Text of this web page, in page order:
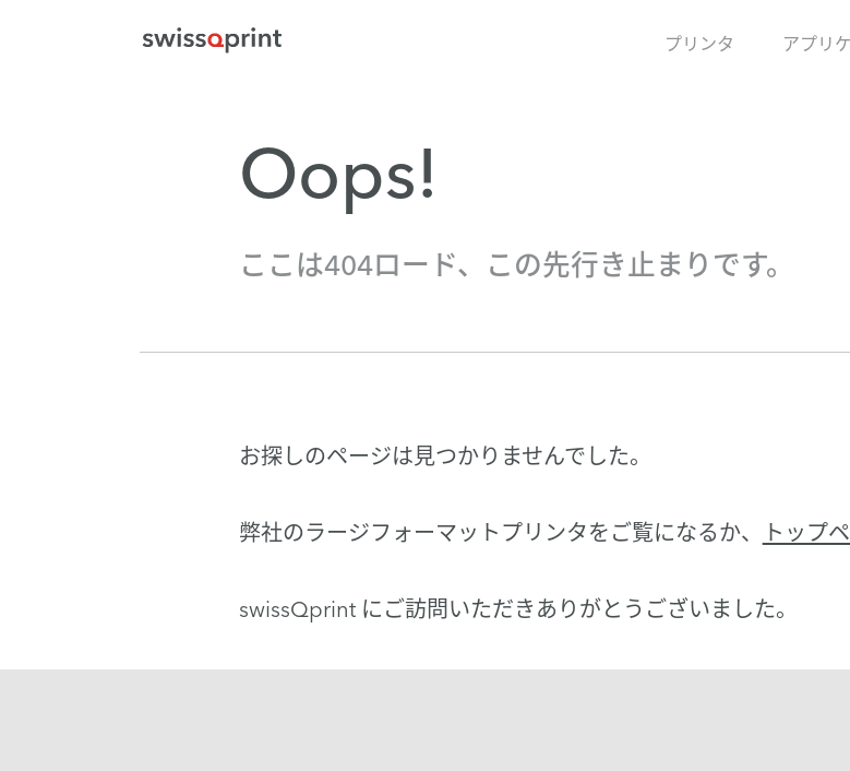
プリンタ アプリ
Oops!
ここは404ロード、この先行き止まりです。
お探しのページは見つかりませんでした。
弊社のラージフォーマットプリンタをご覧になるか、 トップ
swissQprint にご訪問いただきありがとうございました。